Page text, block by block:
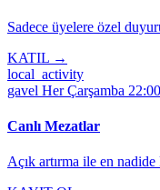
Sadece üyelere özel
KATIL →
local_activity
gavel Her Çarşamba 22:00
Canlı Mezatlar
Açık artırma ile en